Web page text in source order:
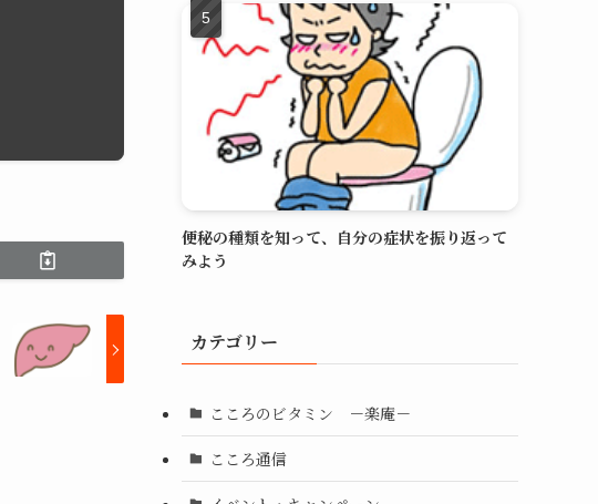
便秘の種類を知って、自分の症状を振り返って
みよう
カテゴリー
こころのビタミン －楽庵－
こころ通信